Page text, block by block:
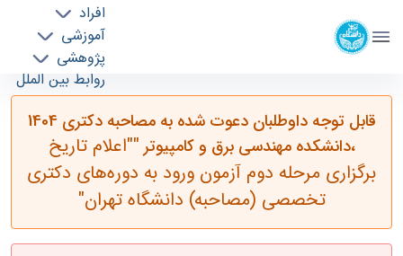
افراد
آموزشی
پژوهشی
روابط بین الملل
خدمات
جذب نیرو
قابل توجه داوطلبان دعوت شده به مصاحبه دکتری
1404 دانشکده مهندسی برق و کامپیوتر-"اعلام تاریخ
برگزاری مرحله دوم آزمون ورود به دوره‌های دکتری
تخصصی (مصاحبه) دانشگاه تهران " - ece-
دانشکده مهندسی برق و کامپیوتر
قابل توجه داوطلبان دعوت شده به مصاحبه دکتری 1404
،دانشکده مهندسی برق و کامپیوتر ""اعلام تاریخ
برگزاری مرحله دوم آزمون ورود به دوره‌های دکتری
تخصصی (مصاحبه) دانشگاه تهران"